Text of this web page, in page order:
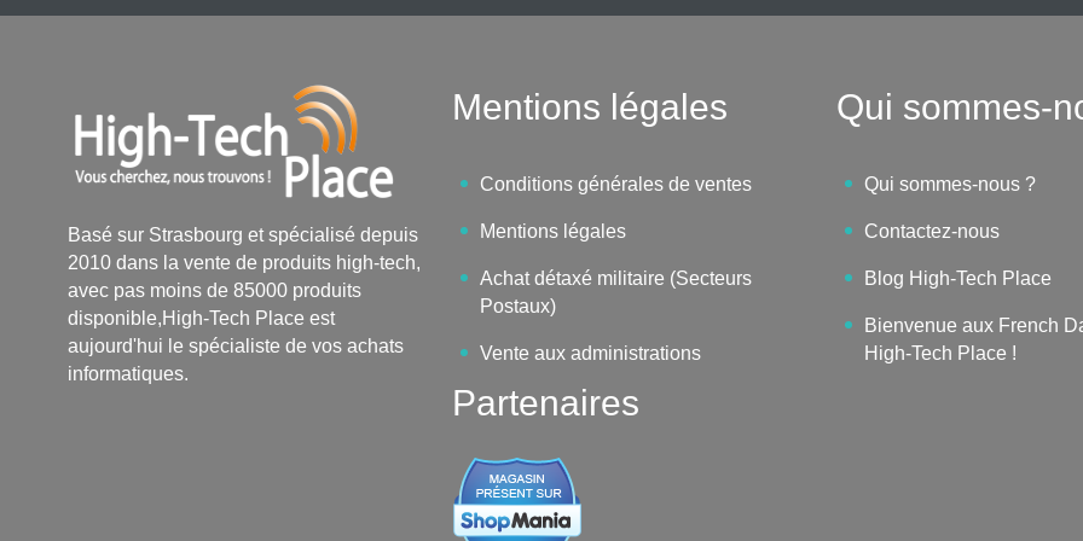
Basé sur Strasbourg et spécialisé depuis
2010 dans la vente de produits high-tech,
avec pas moins de 85000 produits
disponible,High-Tech Place est
aujourd'hui le spécialiste de vos achats
informatiques.
Mentions légales
Conditions générales de ventes
Mentions légales
Achat détaxé militaire (Secteurs
Postaux)
Vente aux administrations
Qui sommes-
Qui sommes-nous ?
Contactez-nous
Blog High-Tech Place
Bienvenue aux French
High-Tech Place !
Partenaires